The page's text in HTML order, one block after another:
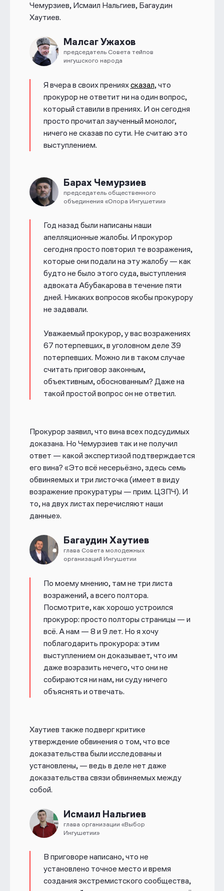
Чемурзиев, Исмаил Нальгиев, Багаудин
Хаутиев.
Малсаг Ужахов
председатель Совета тейпов
ингушского народа
Я вчера в своих пренияхсказал, что
прокурор не ответит ни на один вопрос,
который ставили в прениях. И он сегодня
просто прочитал заученный монолог,
ничего не сказав по сути. Не считаю это
выступлением.
Барах Чемурзиев
председатель общественного
объединения «Опора Ингушетии»
Год назад были написаны наши
апелляционные жалобы. И прокурор
сегодня просто повторил те возражения,
которые они подали на эту жалобу — как
будто не было этого суда, выступления
адвоката Абубакарова в течение пяти
дней. Никаких вопросов якобы прокурору
не задавали.
Уважаемый прокурор, у вас возражениях
67 потерпевших, в уголовном деле 39
потерпевших. Можно ли в таком случае
считать приговор законным,
объективным, обоснованным? Даже на
такой простой вопрос он не ответил.
Прокурор заявил, что вина всех подсудимых
доказана. Но Чемурзиев так и не получил
ответ — какой экспертизой подтверждается
его вина? «Это всё несерьёзно, здесь семь
обвиняемых и три листочка (имеет в виду
возражение прокуратуры — прим. ЦЗПЧ). И
то, на двух листах перечисляют наши
данные».
Багаудин Хаутиев
глава Совета молодежных
организаций Ингушетии
По моему мнению, там не три листа
возражений, а всего полтора.
Посмотрите, как хорошо устроился
прокурор: просто полторы страницы — и
всё. А нам — 8 и 9 лет. Но я хочу
поблагодарить прокурора: этим
выступлением он доказывает, что им
даже возразить нечего, что они не
собираются ни нам, ни суду ничего
объяснять и отвечать.
Хаутиев также подверг критике
утверждение обвинения о том, что все
доказательства были исследованы и
установлены, — ведь в деле нет даже
доказательства связи обвиняемых между
собой.
Исмаил Нальгиев
глава организации «Выбор
Ингушетии»
В приговоре написано, что не
установлено точное место и время
создания экстремистского сообщества,